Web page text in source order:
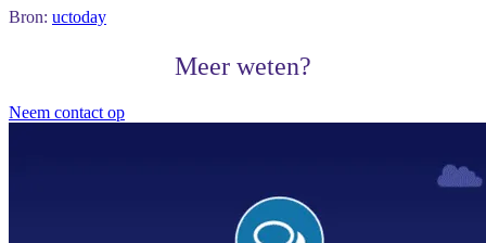
Bron: uctoday
Meer weten?
Neem contact op